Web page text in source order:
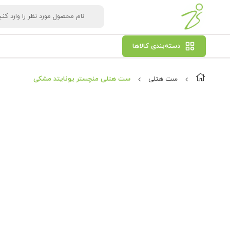
دسته‌بندی کالاها
ست هتلی ست هتلی منچستر یونایتد مشکی